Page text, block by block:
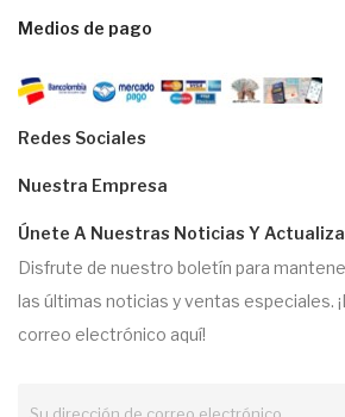
Medios de pago
Redes Sociales
Nuestra Empresa
Únete A Nuestras Noticias Y
Disfrute de nuestro boletín para
las últimas noticias y ventas especiales.
correo electrónico aquí!